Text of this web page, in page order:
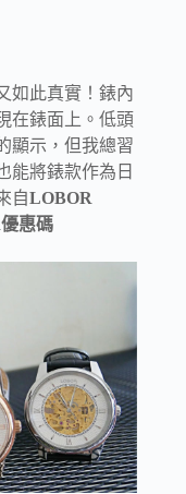
如此真實！錶內
在錶面上。低頭
顯示，但我總習
能將錶款作為日
自LOBOR
惠碼